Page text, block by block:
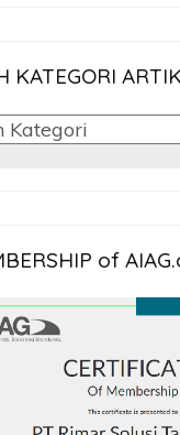
KATEGORI
of